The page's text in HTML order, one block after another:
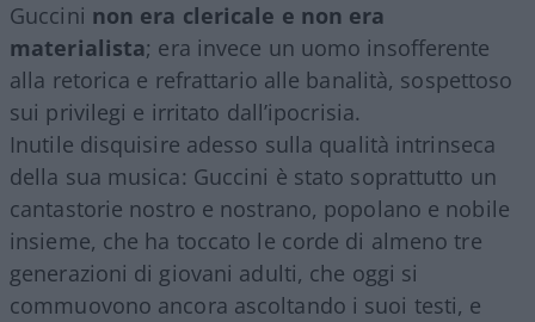
Guccini non era clericale e non era
materialista; era invece un uomo insofferente
alla retorica e refrattario alle banalità, sospettoso
sui privilegi e irritato dall’ipocrisia.
Inutile disquisire adesso sulla qualità intrinseca
della sua musica: Guccini è stato soprattutto un
cantastorie nostro e nostrano, popolano e nobile
insieme, che ha toccato le corde di almeno tre
generazioni di giovani adulti, che oggi si
commuovono ancora ascoltando i suoi testi, e